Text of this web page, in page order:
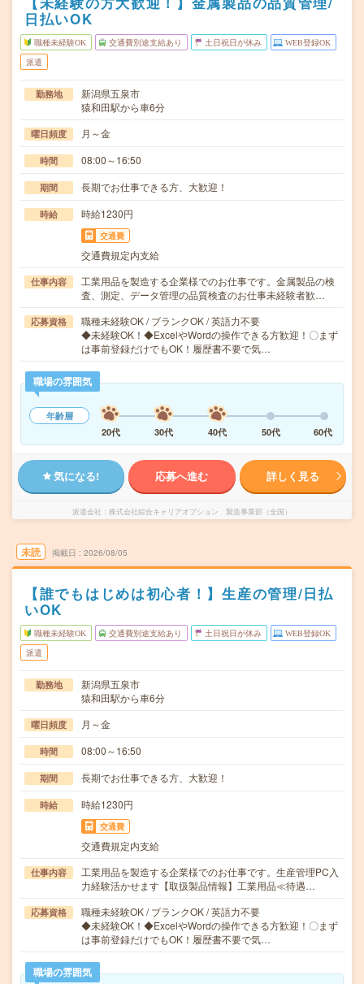
日払いOK
職種未経験OK 交通費別途支給あり 土日祝日が休み WEB登録OK
派遣
勤務地
新潟県五泉市
猿和田駅から車6分
曜日頻度 月～金
時間 08:00～16:50
期間 長期でお仕事できる方、大歓迎！
時給 時給1230円
交通費
交通費規定内支給
仕事内容
工業用品を製造する企業様でのお仕事です。金属製品の検
査、測定、データ管理の品質検査のお仕事未経験者歓…
応募資格
職種未経験OK / ブランクOK / 英語力不要
◆未経験OK！◆ExcelやWordの操作できる方歓迎！〇まず
は事前登録だけでもOK！履歴書不要で気…
職場の雰囲気
年齢層
20代
30代 40代 50代 60代
気になる! 応募へ進む 詳しく見る
派遣会社 株式会社綜合キャリアオプション 製造事業部（全国）
未読 掲載日 2026/08/05
【誰でもはじめは初心者！】生産の管理/日払
いOK
職種未経験OK 交通費別途支給あり 土日祝日が休み WEB登録OK
派遣
勤務地
新潟県五泉市
猿和田駅から車6分
曜日頻度 月～金
時間 08:00～16:50
期間 長期でお仕事できる方、大歓迎！
時給 時給1230円
交通費
交通費規定内支給
仕事内容
工業用品を製造する企業様でのお仕事です。生産管理PC入
力経験活かせます【取扱製品情報】工業用品≪待遇…
応募資格
職種未経験OK / ブランクOK / 英語力不要
◆未経験OK！◆ExcelやWordの操作できる方歓迎！〇まず
は事前登録だけでもOK！履歴書不要で気…
職場の雰囲気